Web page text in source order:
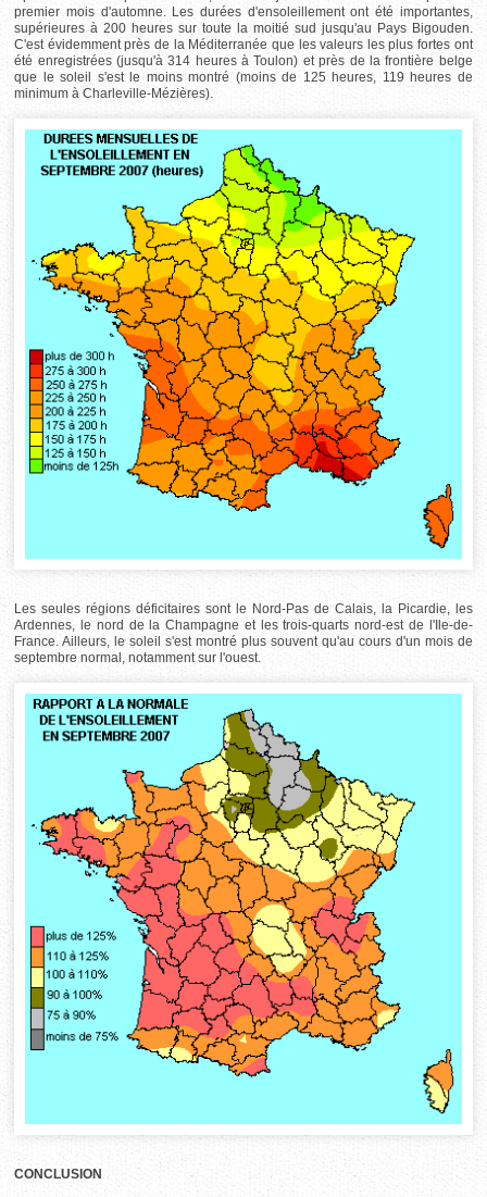
premier mois d'automne. Les durées d'ensoleillement ont été importantes,
supérieures à 200 heures sur toute la moitié sud jusqu'au Pays Bigouden.
C'est évidemment près de la Méditerranée que les valeurs les plus fortes ont
été enregistrées (jusqu'à 314 heures à Toulon) et près de la frontière belge
que le soleil s'est le moins montré (moins de 125 heures, 119 heures de
minimum à Charleville-Mézières).
Les seules régions déficitaires sont le Nord-Pas de Calais, la Picardie, les
Ardennes, le nord de la Champagne et les trois-quarts nord-est de l'Ile-de-
France. Ailleurs, le soleil s'est montré plus souvent qu'au cours d'un mois de
septembre normal, notamment sur l'ouest.
CONCLUSION